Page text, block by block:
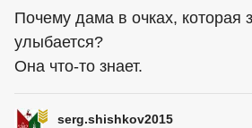
Почему дама в очках, которая
улыбается?
Она что-то знает.
serg.shishkov2015